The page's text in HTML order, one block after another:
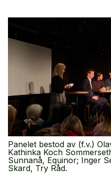
Panelet bestod av (f.v.)
Kathinka Koch
Sunnanå, Equinor; Inger
Skard, Try Råd.